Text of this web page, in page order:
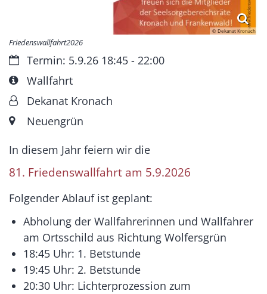
© Dekanat Kronach
Friedenswallfahrt2026
Datum:Termin: 5.9.26 18:45 - 22:00
Art bzw. Nummer:
Wallfahrt
Von:Dekanat Kronach
Ort: Neuengrün
In diesem Jahr feiern wir die
81. Friedenswallfahrt am 5.9.2026
Folgender Ablauf ist geplant:
Abholung der Wallfahrerinnen und Wallfahrer
am Ortsschild aus Richtung Wolfersgrün
18:45 Uhr: 1. Betstunde
19:45 Uhr: 2. Betstunde
20:30 Uhr: Lichterprozession zum